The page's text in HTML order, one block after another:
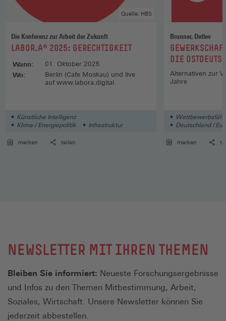
Die Konferenz zur Arbeit der Zukunft
: LABOR.A® 2025: GERECHTIGKEIT
Quelle: HBS
Wann: 01. Oktober 2025
Wo:
Berlin (Cafe Moskau) und live
auf www.labora.digital
Künstliche Intelligenz
Klima-/ Energiepolitik
Infrastruktur
merken teilen
Brunner, Detlev
:
DIE
Alternativen zur
Jahre
Deutschland /
merken
NEWSLETTER MIT IHREN THEMEN
Bleiben Sie informiert: Neueste Forschungsergebnisse
und Infos zu den Themen Mitbestimmung, Arbeit,
Soziales, Wirtschaft. Unsere Newsletter können Sie
jederzeit abbestellen.